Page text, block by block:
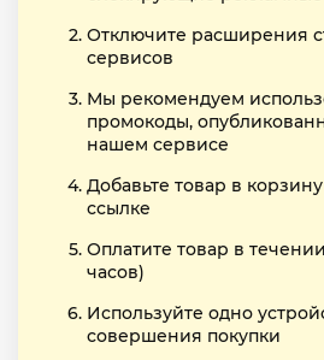
Отключите расширения
сервисов
Мы рекомендуем
промокоды,
нашем сервисе
Добавьте товар в
ссылке
Оплатите товар в
часов)
Используйте одно
совершения покупки